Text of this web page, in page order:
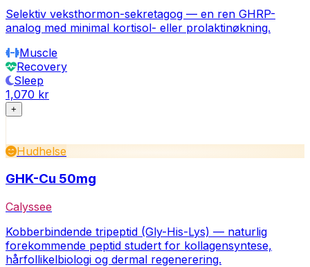
Selektiv veksthormon-sekretagog — en ren GHRP-
analog med minimal kortisol- eller prolaktinøkning.
Muscle
Recovery
Sleep
1,070 kr
+
Hudhelse
GHK-Cu 50mg
Calyssee
Kobberbindende tripeptid (Gly-His-Lys) — naturlig
forekommende peptid studert for kollagensyntese,
hårfollikelbiologi og dermal regenerering.